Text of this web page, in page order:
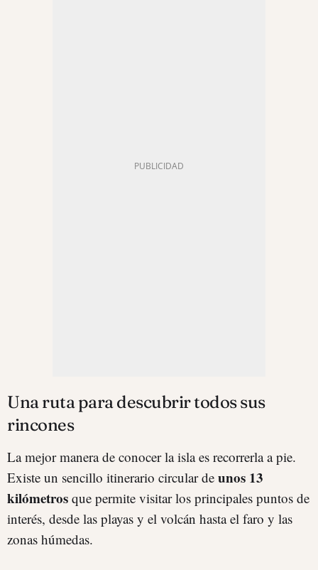
Una ruta para descubrir todos sus
rincones
La mejor manera de conocer la isla es recorrerla a pie.
Existe un sencillo itinerario circular de unos 13
kilómetros que permite visitar los principales puntos de
interés, desde las playas y el volcán hasta el faro y las
zonas húmedas.